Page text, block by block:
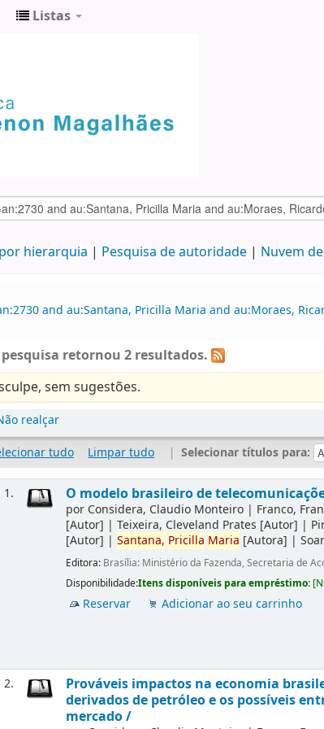
Listas
hierarquia Pesquisa de autoridade Nuvem
and au:Santana, Pricilla Maria and au:Moraes,
pesquisa retornou 2 resultados.
sem sugestões.
realçar
tudo
Limpar tudo | Selecionar títulos para:
1. O modelo brasileiro de
por Considera, Claudio Monteiro | Franco,
[Autor] |Teixeira, Cleveland Prates [Autor] |
[Autor] |Santana, Pricilla Maria [Autora] |
Editora: Brasília: Ministério da Fazenda, Secretaria de
Disponibilidade:Itens disponíveis para empréstimo: [
Reservar Adicionar ao seu carrinho
2.
Prováveis impactos na economia
derivados de petróleo e os possíveis
mercado /